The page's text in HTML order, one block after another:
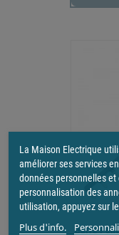
Barre
La Maison Electrique
améliorer ses services
données personnelles
personnalisation des
utilisation, appuyez sur
Plus d'info.